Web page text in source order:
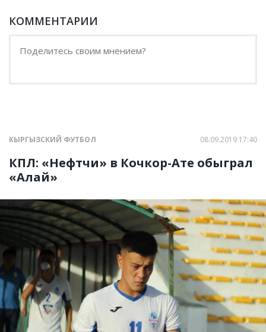
КОММЕНТАРИИ
КЫРГЫЗСКИЙ ФУТБОЛ 08.09.2019 17:40
КПЛ: «Нефтчи» в Кочкор-Ате обыграл
«Алай»